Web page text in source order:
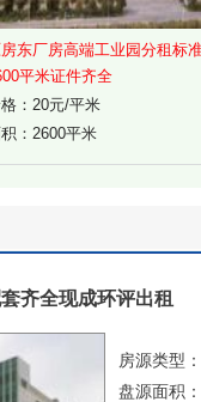
东厂房高端工业园分租标
平米证件齐全
：20元/平米
：2600平米
齐全现成环评出租
房源类型
盘源面积